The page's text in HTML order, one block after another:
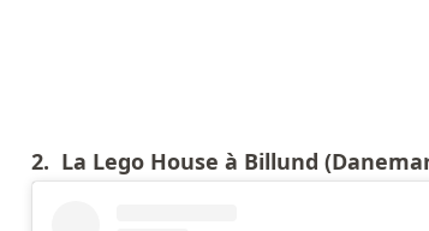
2. La Lego House à Billund